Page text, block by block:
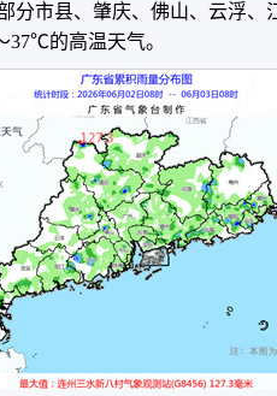
分市县、肇庆、佛山、云浮
37℃的高温天气。